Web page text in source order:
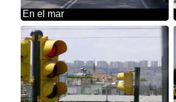
En el mar